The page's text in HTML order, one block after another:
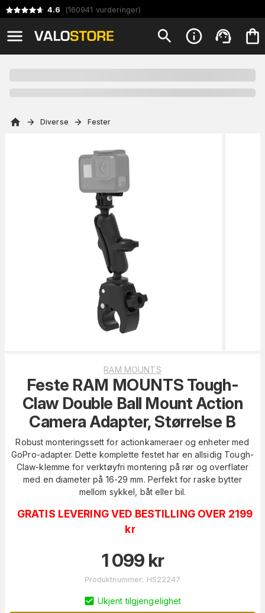
4.6 (160941 vurderinger)
Diverse Fester
RAM MOUNTS
Feste RAM MOUNTS Tough-
Claw Double Ball Mount Action
Camera Adapter, Størrelse B
Robust monteringssett for actionkameraer og enheter med
GoPro-adapter. Dette komplette festet har en allsidig Tough-
Claw-klemme for verktøyfri montering på rør og overflater
med en diameter på 16-29 mm. Perfekt for raske bytter
mellom sykkel, båt eller bil.
GRATIS LEVERING VED BESTILLING OVER 2199
kr
1 099 kr
Produktnummer: HS22247
Ukjent tilgjengelighet